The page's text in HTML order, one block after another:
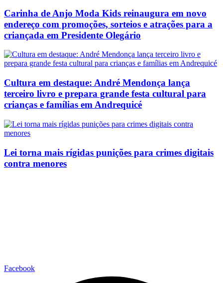
Carinha de Anjo Moda Kids reinaugura em novo
endereço com promoções, sorteios e atrações para a
criançada em Presidente Olegário
Cultura em destaque: André Mendonça lança
terceiro livro e prepara grande festa cultural para
crianças e famílias em Andrequicé
Lei torna mais rígidas punições para crimes digitais
contra menores
Facebook